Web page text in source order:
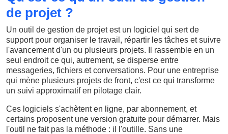
de projet ?
Un outil de gestion de projet est un logiciel qui sert de
support pour organiser le travail, répartir les tâches et suivre
l'avancement d'un ou plusieurs projets. Il rassemble en un
seul endroit ce qui, autrement, se disperse entre
messageries, fichiers et conversations. Pour une entreprise
qui mène plusieurs projets de front, c'est ce qui transforme
un suivi approximatif en pilotage clair.
Ces logiciels s'achètent en ligne, par abonnement, et
certains proposent une version gratuite pour démarrer. Mais
l'outil ne fait pas la méthode : il l'outille. Sans une